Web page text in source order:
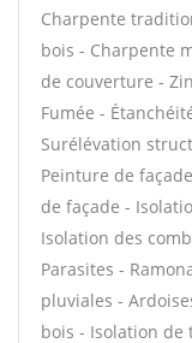
Charpente
bois - Charpente
de couverture -
Fumée -
Surélévation
Peinture de
de façade -
Isolation des
Parasites -
pluviales -
bois - Isolation de